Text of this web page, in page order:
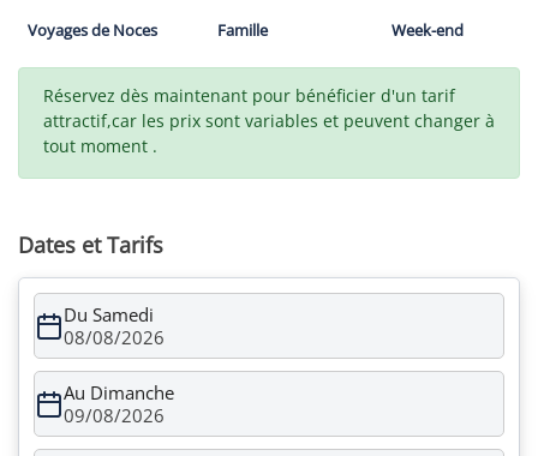
Voyages de Noces Famille Week-end
Réservez dès maintenant pour bénéficier d'un tarif
attractif,car les prix sont variables et peuvent changer à
tout moment .
Dates et Tarifs
Du Samedi
08/08/2026
Au Dimanche
09/08/2026